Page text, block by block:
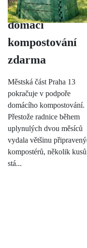
Kompostéry
domácí
kompostování
zdarma
Městská část Praha 13
pokračuje v podpoře
domácího kompostování.
Přestože radnice během
uplynulých dvou měsíců
vydala většinu
kompostérů, několik
stá...